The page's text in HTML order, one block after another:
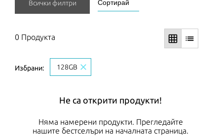
Всички филтри
0 Продукта grid_on list
Избрани: 128GB close
Не са открити продукти!
Няма намерени продукти. Прегледайте
нашите бестселъри на началната страница.